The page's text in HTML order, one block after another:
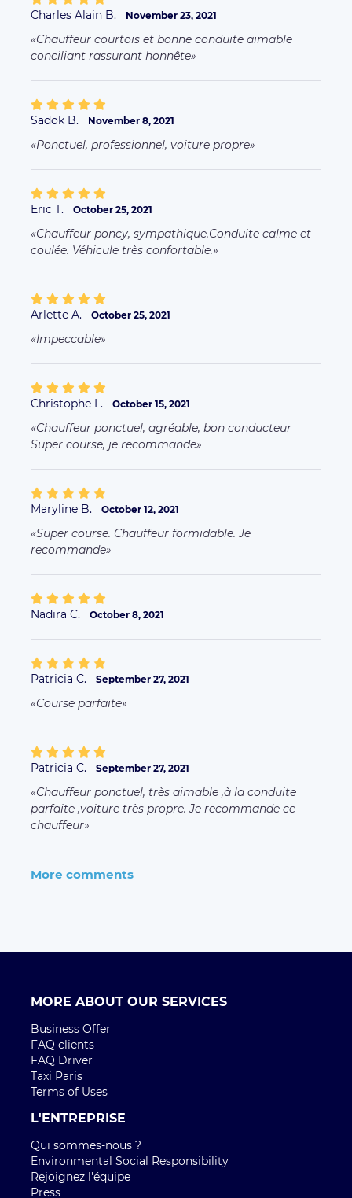
Charles Alain B. November 23, 2021
Chauffeur courtois et bonne conduite aimable
conciliant rassurant honnête
Sadok B. November 8, 2021
Ponctuel, professionnel, voiture propre
Eric T. October 25, 2021
Chauffeur poncy, sympathique.Conduite calme et
coulée. Véhicule très confortable.
Arlette A. October 25, 2021
Impeccable
Christophe L. October 15, 2021
Chauffeur ponctuel, agréable, bon conducteur
Super course, je recommande
Maryline B. October 12, 2021
Super course. Chauffeur formidable. Je
recommande
Nadira C. October 8, 2021
Patricia C. September 27, 2021
Course parfaite
Patricia C. September 27, 2021
Chauffeur ponctuel, très aimable ,à la conduite
parfaite ,voiture très propre. Je recommande ce
chauffeur
More comments
MORE ABOUT OUR SERVICES
Business Offer
FAQ clients
FAQ Driver
Taxi Paris
Terms of Uses
L'ENTREPRISE
Qui sommes-nous ?
Environmental Social Responsibility
Rejoignez l'équipe
Press